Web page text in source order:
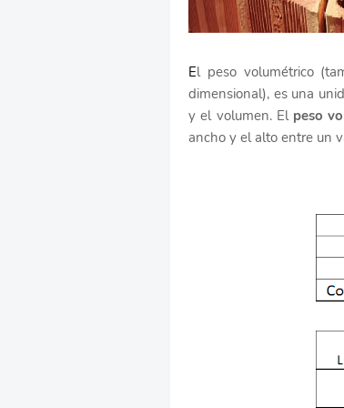
El peso volumétrico
dimensional), es una
y el volumen. El peso
ancho y el alto entre un